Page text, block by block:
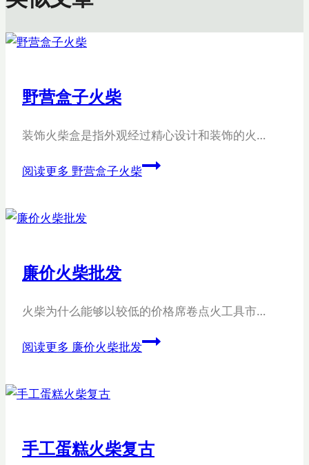
野营盒子火柴
装饰火柴盒是指外观经过精心设计和装饰的火…
阅读更多 野营盒子火柴
廉价火柴批发
火柴为什么能够以较低的价格席卷点火工具市…
阅读更多 廉价火柴批发
手工蛋糕火柴复古